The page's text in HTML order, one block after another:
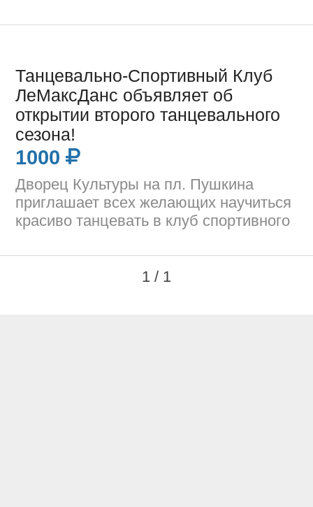
Танцевально-Спортивный Клуб
ЛеМаксДанс объявляет об
открытии второго танцевального
сезона!
1000
Дворец Культуры на пл. Пушкина
приглашает всех желающих научиться
красиво танцевать в клуб спортивного
1 / 1